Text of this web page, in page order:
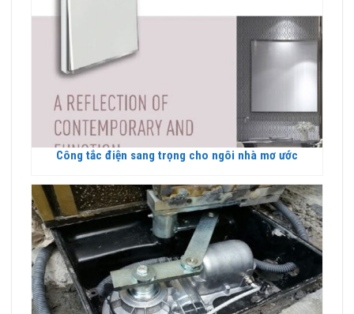
Công tắc điện sang trọng cho ngôi nhà mơ ước